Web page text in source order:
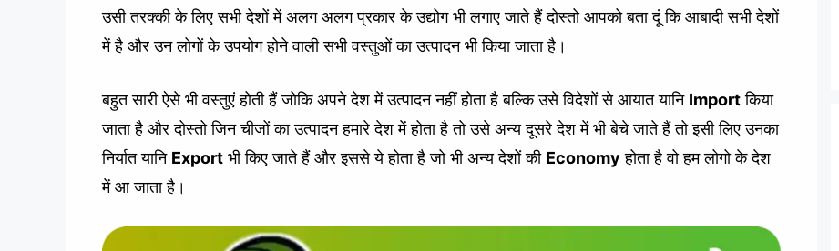
उसी तरक्की के लिए सभी देशों में अलग अलग प्रकार के उद्योग भी लगाए जाते हैं दोस्तो आपको बता दूं कि आबादी सभी देशों
में है और उन लोगों के उपयोग होने वाली सभी वस्तुओं का उत्पादन भी किया जाता है।
बहुत सारी ऐसे भी वस्तुएं होती हैं जोकि अपने देश में उत्पादन नहीं होता है बल्कि उसे विदेशों से आयात यानि Importकिया
जाता है और दोस्तो जिन चीजों का उत्पादन हमारे देश में होता है तो उसे अन्य दूसरे देश में भी बेचे जाते हैं तो इसी लिए उनका
निर्यात यानि Export भी किए जाते हैं और इससे ये होता है जो भी अन्य देशों की Economy होता है वो हम लोगो के देश
में आ जाता है।